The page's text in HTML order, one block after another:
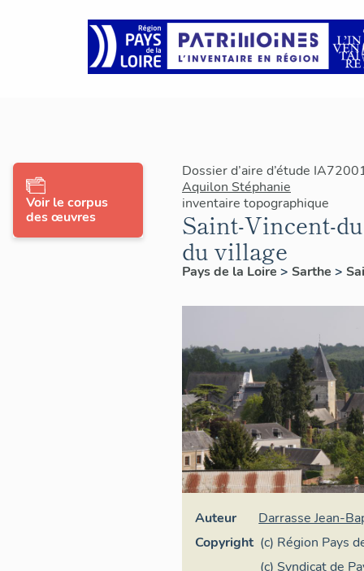
Dossier d’aire d’étude
Aquilon Stéphanie
inventaire topographique
Saint-Vincent-
du village
Pays de la Loire > Sarthe >
Auteur
Darrasse Jean-
Copyright (c) Région Pays
Inventaire
(c) Syndicat de
Voir le corpus
des œuvres